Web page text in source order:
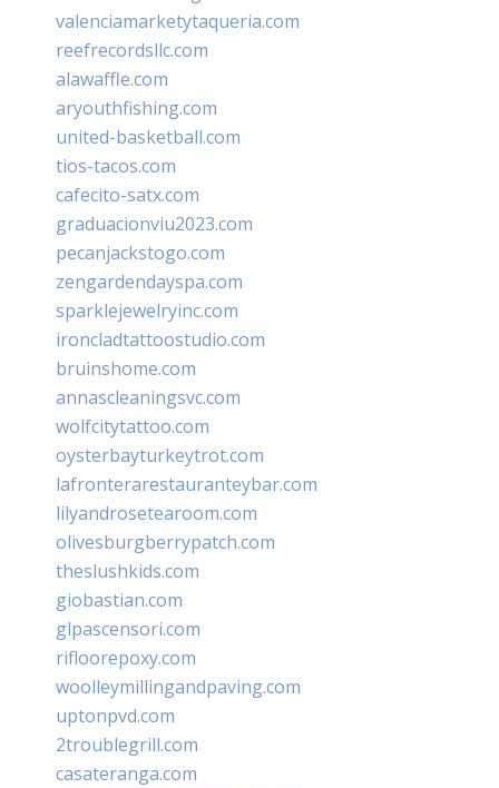
valenciamarketytaqueria.com
reefrecordsllc.com
alawaffle.com
aryouthfishing.com
united-basketball.com
tios-tacos.com
cafecito-satx.com
graduacionviu2023.com
pecanjackstogo.com
zengardendayspa.com
sparklejewelryinc.com
ironcladtattoostudio.com
bruinshome.com
annascleaningsvc.com
wolfcitytattoo.com
oysterbayturkeytrot.com
lafronterarestauranteybar.com
lilyandrosetearoom.com
olivesburgberrypatch.com
theslushkids.com
giobastian.com
glpascensori.com
rifloorepoxy.com
woolleymillingandpaving.com
uptonpvd.com
2troublegrill.com
casateranga.com